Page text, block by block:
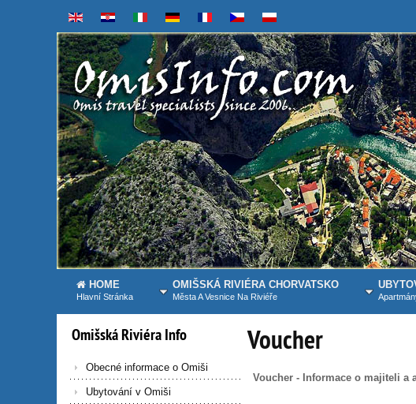
HOME
Hlavní Stránka
OMIŠSKÁ RIVIÉRA CHORVATSKO
Města A Vesnice Na Riviéře
OmišskáRiviéraInfo
Obecné informace o Omiši
Ubytování v Omiši
Voucher
Voucher - Informace o majiteli a